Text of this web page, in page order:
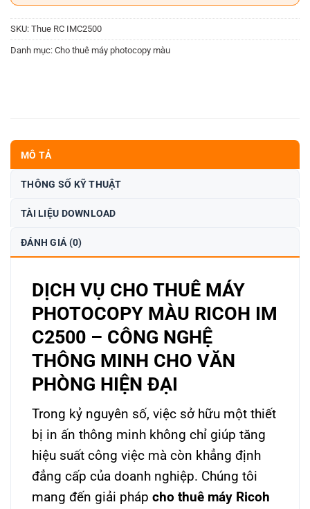
SKU: Thue RC IMC2500
Danh mục: Cho thuê máy photocopy màu
MÔ TẢ
THÔNG SỐ KỸ THUẬT
TÀI LIỆU DOWNLOAD
ĐÁNH GIÁ (0)
DỊCH VỤ CHO THUÊ MÁY
PHOTOCOPY MÀU RICOH IM
C2500 – CÔNG NGHỆ
THÔNG MINH CHO VĂN
PHÒNG HIỆN ĐẠI
Trong kỷ nguyên số, việc sở hữu một thiết
bị in ấn thông minh không chỉ giúp tăng
hiệu suất công việc mà còn khẳng định
đẳng cấp của doanh nghiệp. Chúng tôi
mang đến giải pháp cho thuê máy Ricoh